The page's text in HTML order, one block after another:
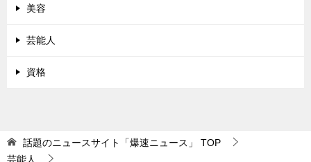
美容
芸能人
資格
話題のニュースサイト「爆速ニュース」
TOP
芸能人